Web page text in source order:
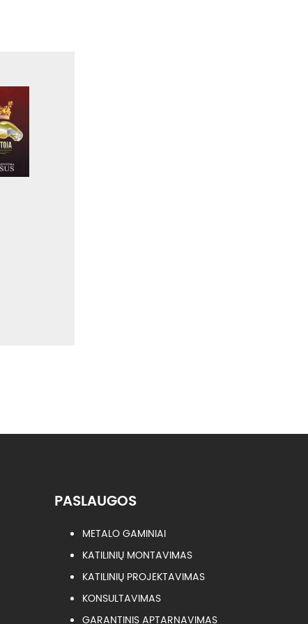
PASLAUGOS
METALO GAMINIAI
KATILINIŲ MONTAVIMAS
KATILINIŲ PROJEKTAVIMAS
KONSULTAVIMAS
GARANTINIS APTARNAVIMAS